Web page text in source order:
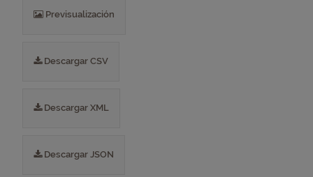
Previsualización
Descargar CSV
Descargar XML
Descargar JSON